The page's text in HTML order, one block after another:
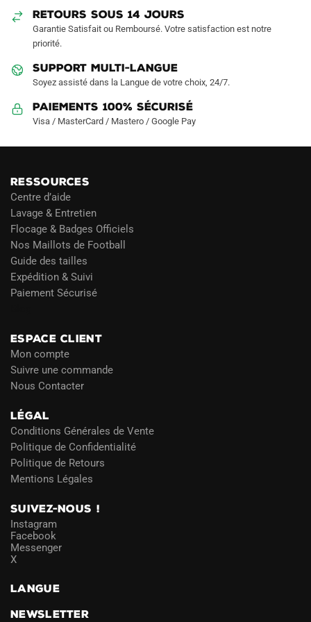
la
page
produit
RETOURS SOUS 14 JOURS
Garantie Satisfait ou Remboursé. Votre satisfaction est notre
priorité.
SUPPORT MULTI-LANGUE
Soyez assisté dans la Langue de votre choix, 24/7.
Paiements 100% Sécurisé
Visa / MasterCard / Mastero / Google Pay
RESSOURCES
Centre d’aide
Lavage & Entretien
Flocage & Badges Officiels
Nos Maillots de Football
Guide des tailles
Expédition & Suivi
Paiement Sécurisé
ESPACE CLIENT
Mon compte
Suivre une commande
Nous Contacter
LÉGAL
Conditions Générales de Vente
Politique de Confidentialité
Politique de Retours
Mentions Légales
SUIVEZ-NOUS !
Instagram
Facebook
Messenger
X
LANGUE
NEWSLETTER